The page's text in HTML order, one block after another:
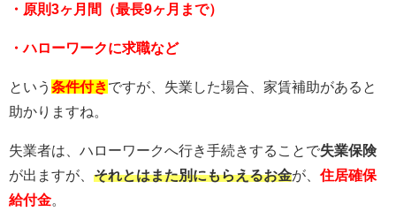
・原則3ヶ月間（最長9ヶ月まで）
・ハローワークに求職など
という 条件付きですが、失業した場合、家賃補助があると
助かりますね。
失業者は、ハローワークへ行き手続きすることで失業保険
が出ますが、 それとはまた別にもらえるお金が、 住居確保
給付金